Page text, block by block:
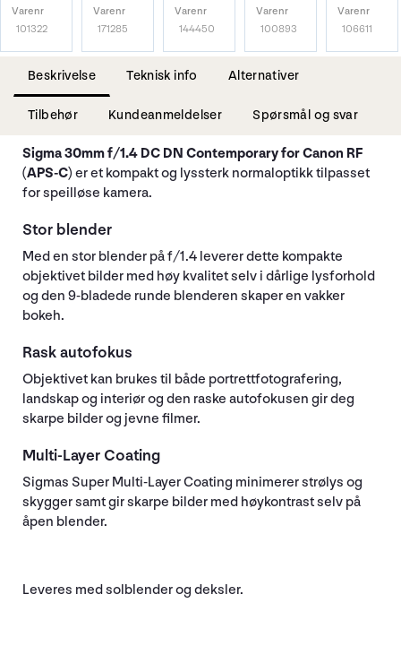
Varenr
101322
Varenr
171285
Varenr
144450
Varenr
100893
Varenr
106611
Beskrivelse Teknisk info Alternativer
Tilbehør Kundeanmeldelser Spørsmål og svar
Sigma 30mm f/1.4 DC DN Contemporary for Canon RF
(APS-C) er et kompakt og lyssterk normaloptikk tilpasset
for speilløse kamera.
Stor blender
Med en stor blender på f/1.4 leverer dette kompakte
objektivet bilder med høy kvalitet selv i dårlige lysforhold
og den 9-bladede runde blenderen skaper en vakker
bokeh.
Rask autofokus
Objektivet kan brukes til både portrettfotografering,
landskap og interiør og den raske autofokusen gir deg
skarpe bilder og jevne filmer.
Multi-Layer Coating
Sigmas Super Multi-Layer Coating minimerer strølys og
skygger samt gir skarpe bilder med høykontrast selv på
åpen blender.
Leveres med solblender og deksler.